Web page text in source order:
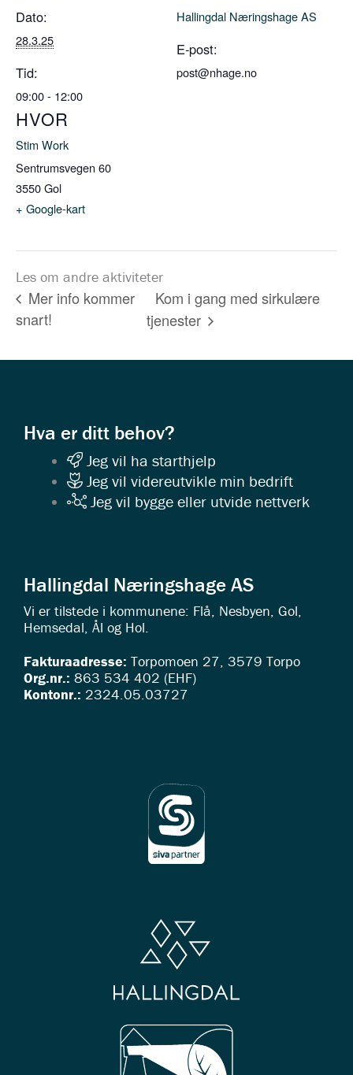
Dato:
28.3.25
Tid:
09:00 - 12:00
HVOR
Stim Work
Sentrumsvegen 60
3550Gol
+ Google-kart
Hallingdal Næringshage AS
E-post:
post@nhage.no
Les om andre aktiviteter
Mer info kommer
snart!
Kom i gang med sirkulære
tjenester
Hva er ditt behov?
Jeg vil ha starthjelp
Jeg vil videreutvikle min bedrift
Jeg vil bygge eller utvide nettverk
Hallingdal Næringshage AS
Vi er tilstede i kommunene: Flå, Nesbyen, Gol,
Hemsedal, Ål og Hol.
Fakturaadresse: Torpomoen 27, 3579 Torpo
Org.nr.: 863 534 402 (EHF)
Kontonr.: 2324.05.03727